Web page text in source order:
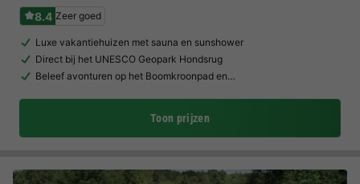
8.4 Zeer goed
Luxe vakantiehuizen met sauna en sunshower
Direct bij het UNESCO Geopark Hondsrug
Beleef avonturen op het Boomkroonpad en…
Toon prijzen